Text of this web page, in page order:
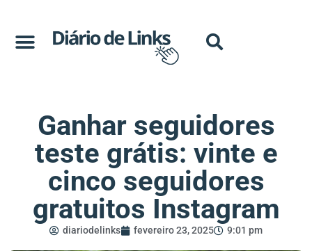
Ganhar seguidores
teste grátis: vinte e
cinco seguidores
gratuitos Instagram
diariodelinks fevereiro 23, 2025 9:01 pm